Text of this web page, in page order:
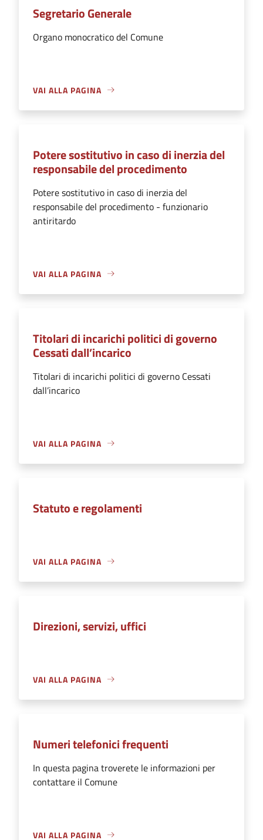
Segretario Generale
Organo monocratico del Comune
VAI ALLA PAGINA
Potere sostitutivo in caso di inerzia del
responsabile del procedimento
Potere sostitutivo in caso di inerzia del
responsabile del procedimento - funzionario
antiritardo
VAI ALLA PAGINA
Titolari di incarichi politici di governo
Cessati dall’incarico
Titolari di incarichi politici di governo Cessati
dall’incarico
VAI ALLA PAGINA
Statuto e regolamenti
VAI ALLA PAGINA
Direzioni, servizi, uffici
VAI ALLA PAGINA
Numeri telefonici frequenti
In questa pagina troverete le informazioni per
contattare il Comune
VAI ALLA PAGINA